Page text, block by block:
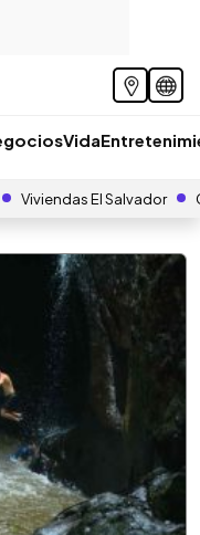
Vida
Viviendas El Salvador